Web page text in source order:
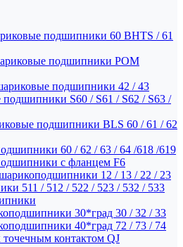
подшипники 60 BHTS / 61
подшипники POM
подшипники 42 / 43
S60 / S61 / S62 / S63 /
подшипники BLS 60 / 61 / 62
60 / 62 / 63 / 64 /618 /619
с фланцем F6
12 / 13 / 22 / 23
511 / 512 / 522 / 523 / 532 / 533
30*град 30 / 32 / 33
40*град 72 / 73 / 74
контактом QJ